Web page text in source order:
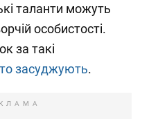
таланти можуть
особистості.
за такі
засуджують.